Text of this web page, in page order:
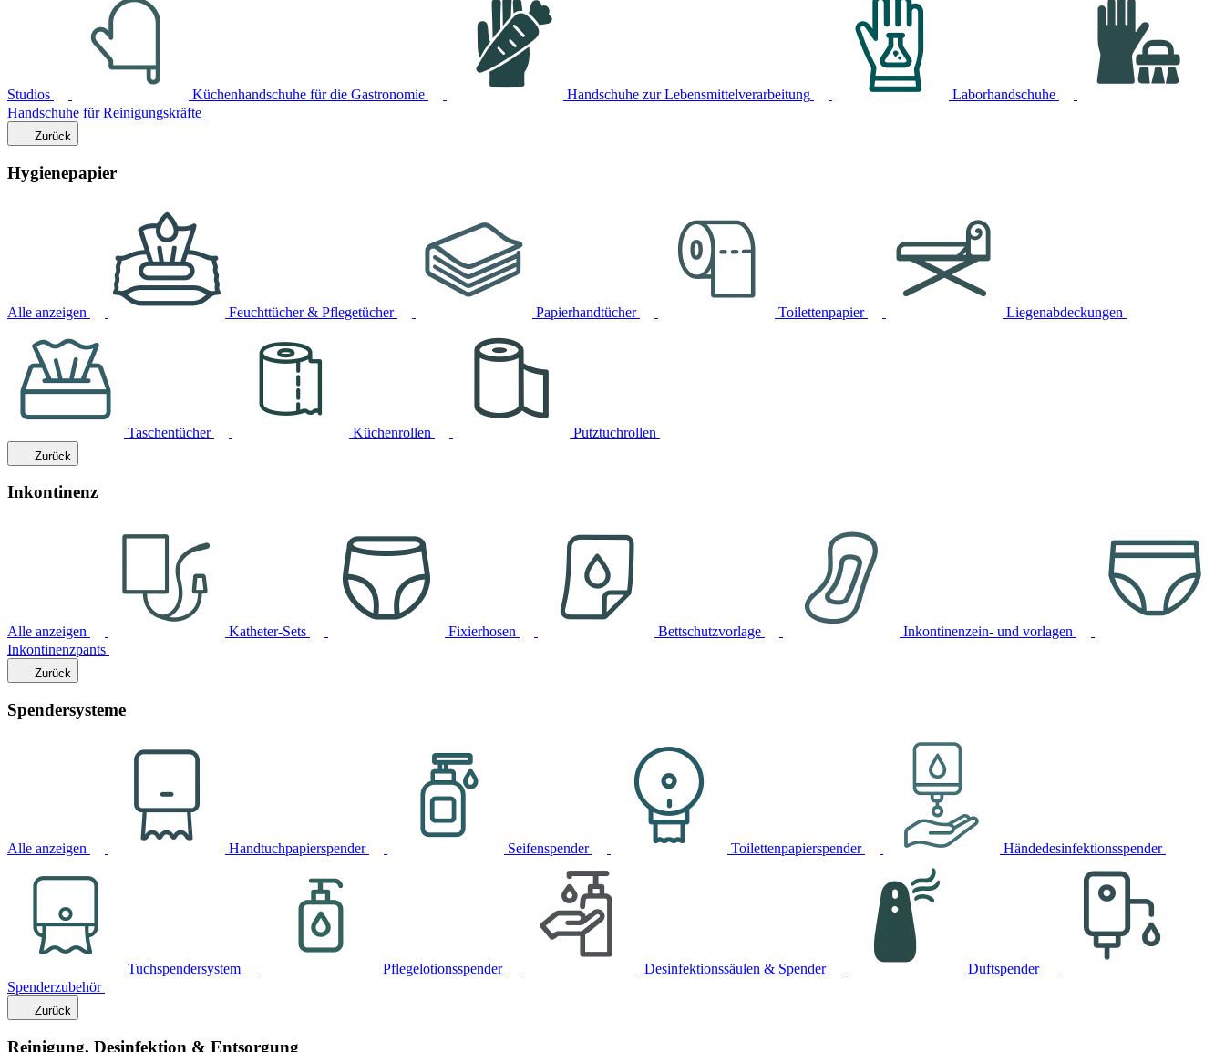
Studios Küchenhandschuhe für die Gastronomie Handschuhe zur Lebensmittelverarbeitung
Laborhandschuhe
Handschuhe für Reinigungskräfte
Zurück
Hygienepapier
Alle anzeigen Feuchttücher & Pflegetücher Papierhandtücher Toilettenpapier Liegenabdeckungen
Taschentücher Küchenrollen Putztuchrollen
Zurück
Inkontinenz
Alle anzeigen Katheter-Sets Fixierhosen Bettschutzvorlage
Inkontinenzein- und vorlagen
Inkontinenzpants
Zurück
Spendersysteme
Alle anzeigen Handtuchpapierspender Seifenspender Toilettenpapierspender Händedesinfektionsspender
Tuchspendersystem Pflegelotionsspender Desinfektionssäulen & Spender
Duftspender
Spenderzubehör
Zurück
Reinigung, Desinfektion & Entsorgung